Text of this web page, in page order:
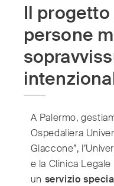
Il
persone
A Palermo,
Ospedaliera
Giaccone”,
e la Clinica Legale
un servizio